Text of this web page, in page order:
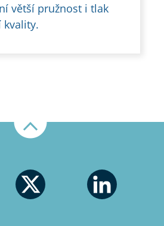
větší pružnost i tlak
kvality.